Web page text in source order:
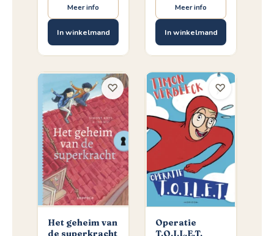
Meer info
In winkelmand
Meer info
In winkelmand
Het geheim van
de superkracht
♡
Operatie
T.O.I.L.E.T.
♡